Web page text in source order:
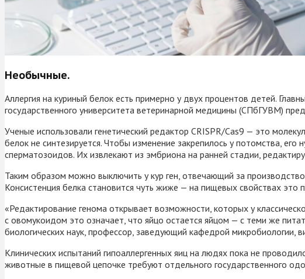
Необычные.
Аллергия на куриный белок есть примерно у двух процентов детей.
государственного университета ветеринарной медицины (СПбГУВМ)
Ученые использовали генетический редактор CRISPR/Cas9 — это
белок не синтезируется. Чтобы изменение закрепилось у потомства,
сперматозоидов. Их извлекают из эмбриона на ранней стадии,
Таким образом можно выключить у кур ген, отвечающий за
Консистенция белка становится чуть жиже — на пищевых свойствах это
«Редактирование генома открывает возможности, которых у
с овомукоидом это означает, что яйцо остается яйцом — с теми же
биологических наук, профессор, заведующий кафедрой микробиологии,
Клинических испытаний гипоаллергенных яиц на людях пока не
животные в пищевой цепочке требуют отдельного государственного